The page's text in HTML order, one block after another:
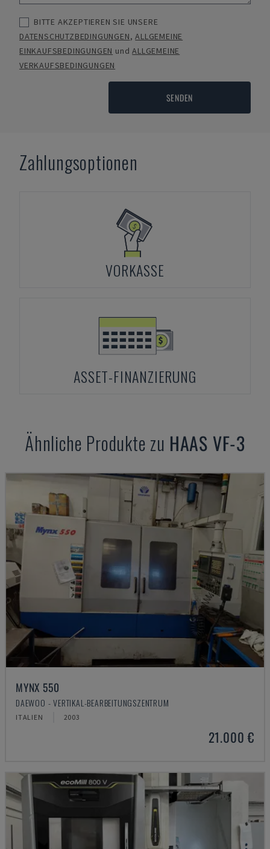
BITTE AKZEPTIEREN SIE UNSERE
DATENSCHUTZBEDINGUNGEN,ALLGEMEINE
EINKAUFSBEDINGUNGEN undALLGEMEINE
VERKAUFSBEDINGUNGEN
SENDEN
Zahlungsoptionen
VORKASSE
ASSET-FINANZIERUNG
Ähnliche Produkte zu HAAS VF-3
MYNX 550
DAEWOO - VERTIKAL-BEARBEITUNGSZENTRUM
ITALIEN 2003
21.000 €